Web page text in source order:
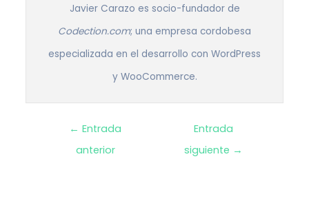
Javier Carazo es socio-fundador de
Codection.com; una empresa cordobesa
especializada en el desarrollo con WordPress
y WooCommerce.
Navegación
← Entrada
anterior
Entrada
siguiente →